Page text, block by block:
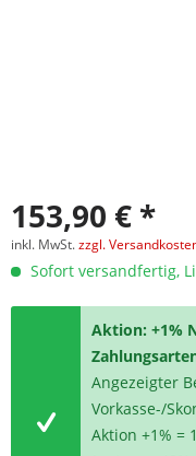
153,90 € *
inkl. MwSt.zzgl.
Sofort versandfertig,
Aktion: +1%
Angezeigter
Vorkasse-/
Aktion +1% =